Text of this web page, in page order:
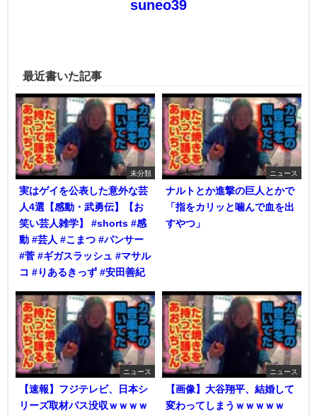
suneo39
最近書いた記事
未分類
実はゲイを公表した意外な芸
人4選【感動・武勇伝】【お
笑い芸人雑学】 #shorts #感
動 #芸人 #こまつ #パンサー
#菅 #ギガスラッシュ #マサル
コ #りあるきっず #安田善紀
ニュース
ナルトとか進撃の巨人とかで
「指をカリッと噛んで血を出
すやつ」
ニュース
【速報】フジテレビ、日本シ
リーズ取材パス没収ｗｗｗｗ
ニュース
【画像】大谷翔平、結婚して
変わってしまうｗｗｗｗｗ